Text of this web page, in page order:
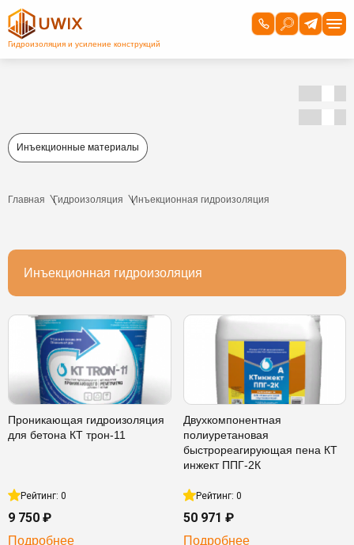
Инъекционные материалы
Главная Гидроизоляция Инъекционная гидроизоляция
Инъекционная гидроизоляция
Проникающая гидроизоляция
для бетона КТ трон-11
Рейтинг: 0
9 750 ₽
Подробнее
Двухкомпонентная
полиуретановая
быстрореагирующая пена КТ
инжект ППГ-2К
Рейтинг: 0
50 971 ₽
Подробнее